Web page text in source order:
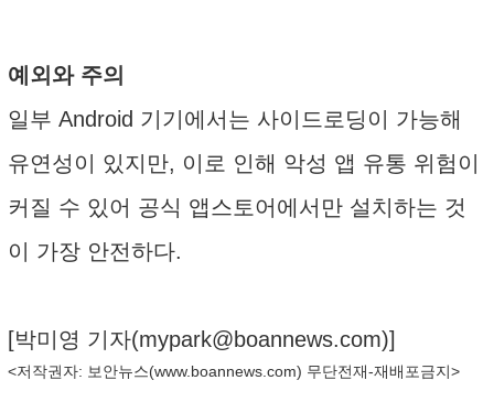
예외와 주의
일부 Android 기기에서는 사이드로딩이 가능해
유연성이 있지만, 이로 인해 악성 앱 유통 위험이
커질 수 있어 공식 앱스토어에서만 설치하는 것
이 가장 안전하다.
[박미영 기자(mypark@boannews.com)]
<저작권자: 보안뉴스(www.boannews.com) 무단전재-재배포금지>